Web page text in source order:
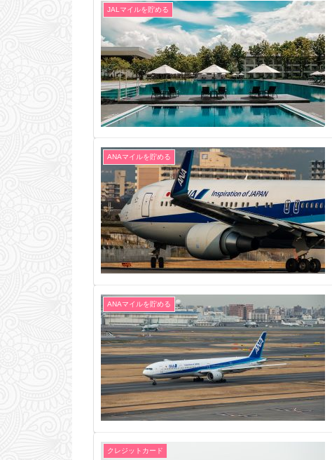
JALマイルを貯める
ANAマイルを貯める
ANAマイルを貯める
クレジットカード